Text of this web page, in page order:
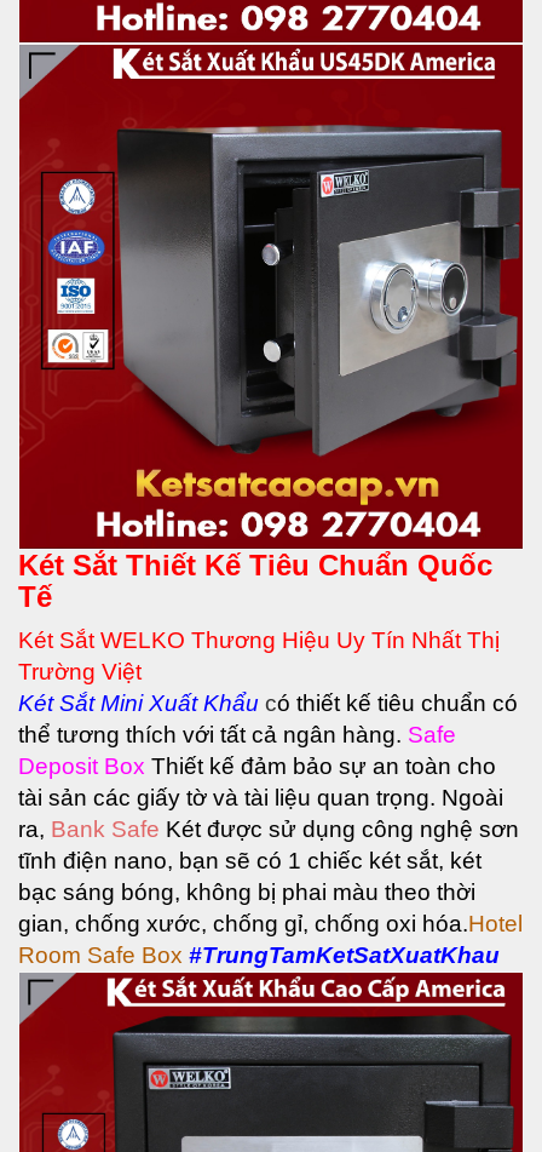
Két Sắt Thiết Kế Tiêu Chuẩn Quốc
Tế
Két Sắt WELKO Thương Hiệu Uy Tín Nhất Thị
Trường Việt
Két SắtMini Xuất Khẩu có thiết kế tiêu chuẩn có
thể tương thích với tất cả ngân hàng. Safe
Deposit Box Thiết kế đảm bảo sự an toàn cho
tài sản các giấy tờ và tài liệu quan trọng. Ngoài
ra, Bank Safe Két được sử dụng công nghệ sơn
tĩnh điện nano, bạn sẽ có 1 chiếc két sắt, két
bạc sáng bóng, không bị phai màu theo thời
gian, chống xước, chống gỉ, chống oxi hóa.Hotel
Room Safe Box #TrungTamKetSatXuatKhau